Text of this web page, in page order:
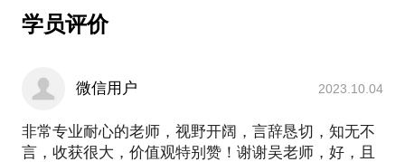
顺畅等等。我擅长个性化咨询，精通的领域有：国际
课程体系比较与选择、择校建议、国际课程科目选择
询、国际课程学生内地大学升学指导等等。希望能通
过我的专业知识，为更多的家庭答疑解惑，选择适合
学员评价
微信用户 2023.10.04
非常专业耐心的老师，视野开阔，言辞恳切，知无不
言，收获很大，价值观特别赞！谢谢吴老师，好，且